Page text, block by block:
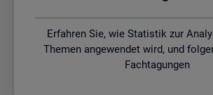
Erfahren Sie, wie Statistik zur
Themen angewendet wird, und
Fachtagungen